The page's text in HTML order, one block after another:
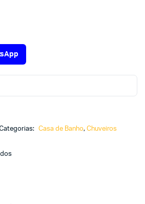
Casa de Banho, Chuveiros